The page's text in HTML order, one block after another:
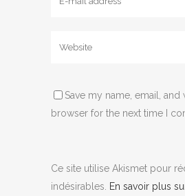
Save my name, email, and
browser for the next time I
Ce site utilise Akismet pour
indésirables.
En savoir plus